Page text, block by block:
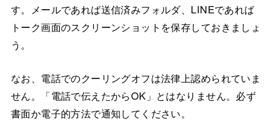
す。メールであれば送信済みフォルダ、LINEであれば
トーク画面のスクリーンショットを保存しておきましょ
う。
なお、電話でのクーリングオフは法律上認められていま
せん。「電話で伝えたからOK」とはなりません。必ず
書面か電子的方法で通知してください。